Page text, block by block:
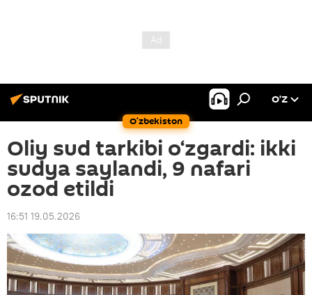
O‘zbekiston
O’Z
Oliy sud tarkibi o‘zgardi: ikki
sudya saylandi, 9 nafari
ozod etildi
16:51 19.05.2026